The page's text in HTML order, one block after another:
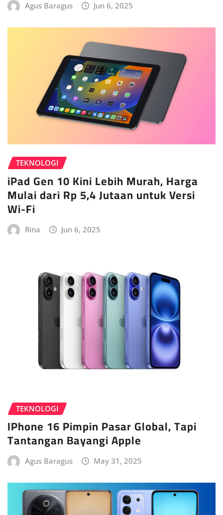
Agus Baragus Jun 6, 2025
TEKNOLOGI
iPad Gen 10 Kini Lebih Murah, Harga
Mulai dari Rp 5,4 Jutaan untuk Versi
Wi-Fi
Rina Jun 6, 2025
TEKNOLOGI
IPhone 16 Pimpin Pasar Global, Tapi
Tantangan Bayangi Apple
Agus Baragus May 31, 2025